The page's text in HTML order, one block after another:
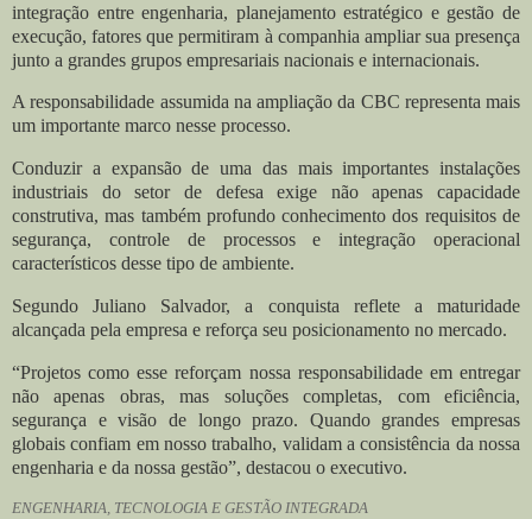
integração entre engenharia, planejamento estratégico e gestão de
execução, fatores que permitiram à companhia ampliar sua presença
junto a grandes grupos empresariais nacionais e internacionais.
A responsabilidade assumida na ampliação da CBC representa mais
um importante marco nesse processo.
Conduzir a expansão de uma das mais importantes instalações
industriais do setor de defesa exige não apenas capacidade
construtiva, mas também profundo conhecimento dos requisitos de
segurança, controle de processos e integração operacional
característicos desse tipo de ambiente.
Segundo Juliano Salvador, a conquista reflete a maturidade
alcançada pela empresa e reforça seu posicionamento no mercado.
“Projetos como esse reforçam nossa responsabilidade em entregar
não apenas obras, mas soluções completas, com eficiência,
segurança e visão de longo prazo. Quando grandes empresas
globais confiam em nosso trabalho, validam a consistência da nossa
engenharia e da nossa gestão”, destacou o executivo.
ENGENHARIA, TECNOLOGIA E GESTÃO INTEGRADA